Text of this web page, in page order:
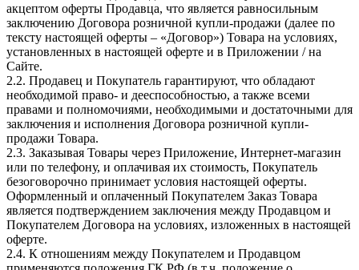
акцептом оферты Продавца, что является равносильным
заключению Договора розничной купли-продажи (далее по
тексту настоящей оферты – «Договор») Товара на условиях,
установленных в настоящей оферте и в Приложении / на
Сайте.
2.2. Продавец и Покупатель гарантируют, что обладают
необходимой право- и дееспособностью, а также всеми
правами и полномочиями, необходимыми и достаточными для
заключения и исполнения Договора розничной купли-
продажи Товара.
2.3. Заказывая Товары через Приложение, Интернет-магазин
или по телефону, и оплачивая их стоимость, Покупатель
безоговорочно принимает условия настоящей оферты.
Оформленный и оплаченный Покупателем Заказ Товара
является подтверждением заключения между Продавцом и
Покупателем Договора на условиях, изложенных в настоящей
оферте.
2.4. К отношениям между Покупателем и Продавцом